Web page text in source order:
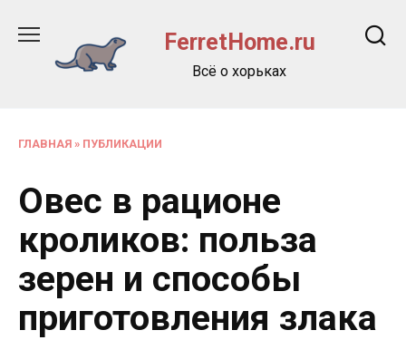
содержанию
FerretHome.ru
Всё о хорьках
ГЛАВНАЯ » ПУБЛИКАЦИИ
Овес в рационе
кроликов: польза
зерен и способы
приготовления злака